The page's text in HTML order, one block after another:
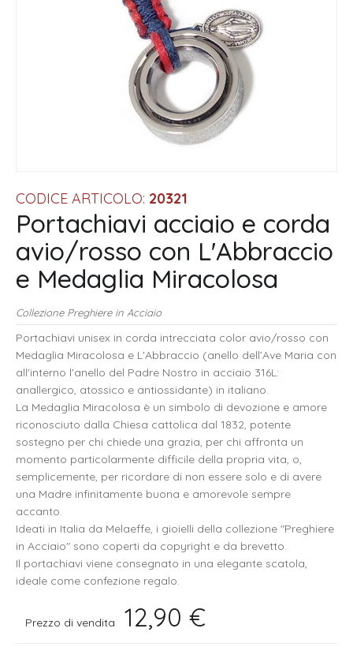
CODICE ARTICOLO: 20321
Portachiavi acciaio e corda
avio/rosso con L'Abbraccio
e Medaglia Miracolosa
Collezione Preghiere in Acciaio
Portachiavi unisex in corda intrecciata color avio/rosso con
Medaglia Miracolosa e L'Abbraccio (anello dell’Ave Maria con
all'interno l'anello del Padre Nostro in acciaio 316L:
anallergico, atossico e antiossidante) in italiano.
La Medaglia Miracolosa è un simbolo di devozione e amore
riconosciuto dalla Chiesa cattolica dal 1832, potente
sostegno per chi chiede una grazia, per chi affronta un
momento particolarmente difficile della propria vita, o,
semplicemente, per ricordare di non essere solo e di avere
una Madre infinitamente buona e amorevole sempre
accanto.
Ideati in Italia da Melaeffe, i gioielli della collezione "Preghiere
in Acciaio" sono coperti da copyright e da brevetto.
Il portachiavi viene consegnato in una elegante scatola,
ideale come confezione regalo.
Prezzo di vendita 12,90 €